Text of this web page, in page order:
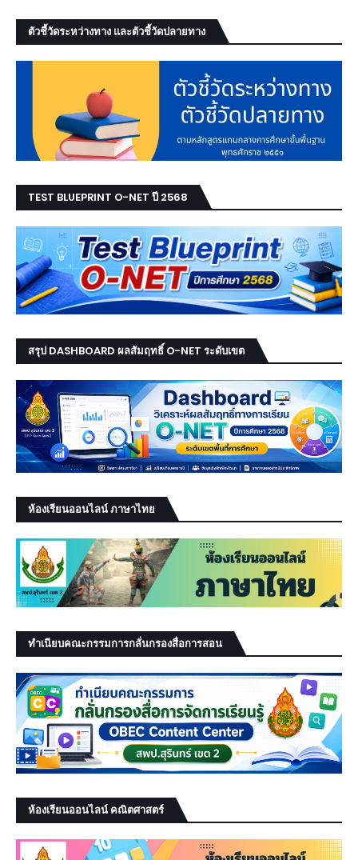
ตัวชี้วัดระหว่างทาง และตัวชี้วัดปลายทาง
TEST BLUEPRINT O-NET ปี 2568
สรุป DASHBOARD ผลสัมฤทธิ์ O-NET ระดับเขต
ห้องเรียนออนไลน์ ภาษาไทย
ทำเนียบคณะกรรมการกลั่นกรองสื่อการสอน
ห้องเรียนออนไลน์ คณิตศาสตร์